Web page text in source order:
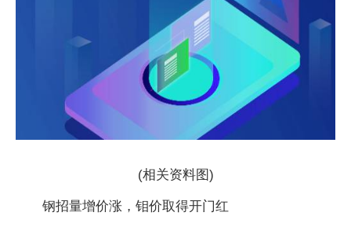
(相关资料图)
钢招量增价涨，钼价取得开门红